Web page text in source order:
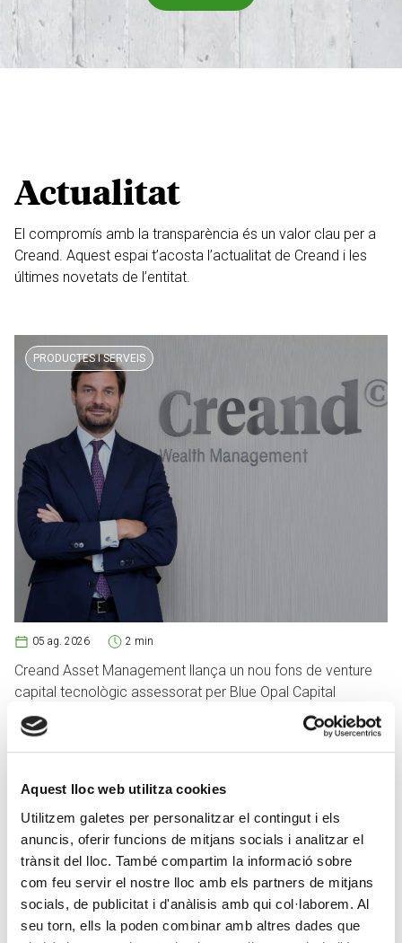
Aquest lloc web utilitza cookies
Utilitzem galetes per personalitzar el contingut i els
anuncis, oferir funcions de mitjans socials i analitzar el
trànsit del lloc. També compartim la informació sobre
com feu servir el nostre lloc amb els partners de mitjans
socials, de publicitat i d'anàlisis amb qui col·laborem. Al
seu torn, ells la poden combinar amb altres dades que
Actualitat
El compromís amb la transparència és un valor clau per a
Creand. Aquest espai t’acosta l’actualitat de Creand i les
últimes novetats de l’entitat.
PRODUCTES I SERVEIS
05 ag. 2026 2 min
Creand Asset Management llança un nou fons de venture
capital tecnològic assessorat per Blue Opal Capital
CREAND FUNDACIÓ